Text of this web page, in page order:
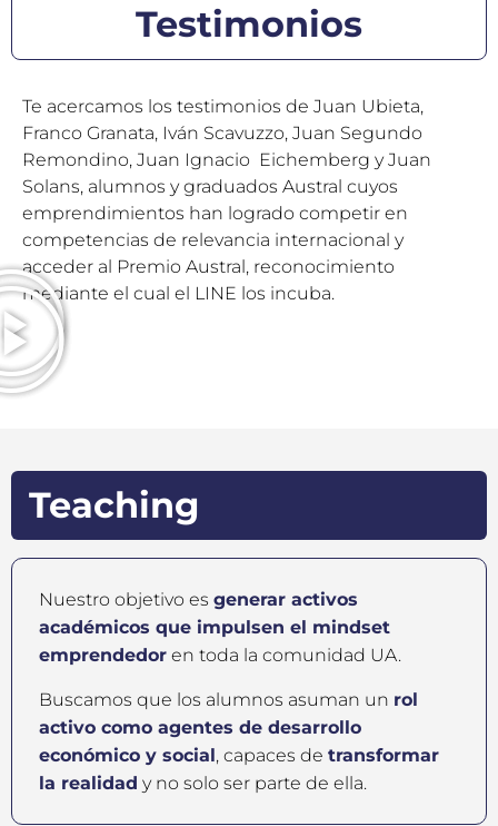
Testimonios
Te acercamos los testimonios de Juan Ubieta,
Franco Granata, Iván Scavuzzo, Juan Segundo
Remondino, Juan Ignacio Eichemberg y Juan
Solans, alumnos y graduados Austral cuyos
emprendimientos han logrado competir en
competencias de relevancia internacional y
acceder al Premio Austral, reconocimiento
mediante el cual el LINE los incuba.
Teaching
Nuestro objetivo es generar activos
académicos que impulsen el mindset
emprendedor en toda la comunidad UA.
Buscamos que los alumnos asuman un rol
activo como agentes de desarrollo
económico y social, capaces de transformar
la realidad y no solo ser parte de ella.